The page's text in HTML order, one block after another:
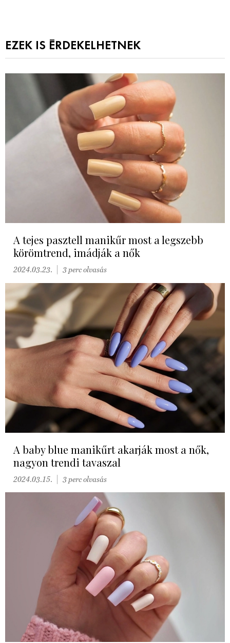
EZEK IS ÉRDEKELHETNEK
A tejes pasztell manikűr most a legszebb
körömtrend, imádják a nők
2024.03.23. 3 perc olvasás
A baby blue manikűrt akarják most a nők,
nagyon trendi tavaszal
2024.03.15. 3 perc olvasás